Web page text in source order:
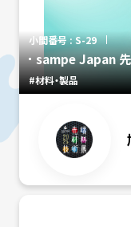
小間番号 : S-29
sampe Japan
#材料・製品